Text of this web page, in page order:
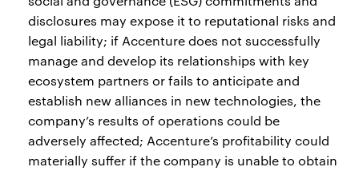
disclosures may expose it to reputational risks and
legal liability; if Accenture does not successfully
manage and develop its relationships with key
ecosystem partners or fails to anticipate and
establish new alliances in new technologies, the
company’s results of operations could be
adversely affected; Accenture’s profitability could
materially suffer if the company is unable to obtain